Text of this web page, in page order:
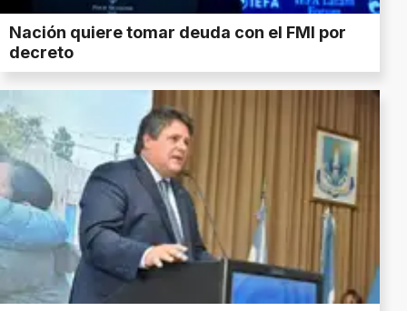
Nación quiere tomar deuda con el FMI por
decreto